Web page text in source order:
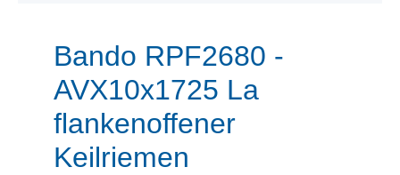
Bando RPF2680 -
AVX10x1725 La
flankenoffener
Keilriemen